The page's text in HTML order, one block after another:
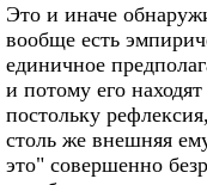
Это и иначе
вообще есть
единичное
и потому его
постольку
столь же внешняя
это" совершенно